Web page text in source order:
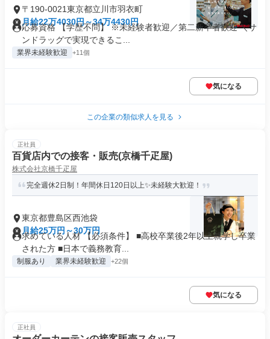
〒190-0021東京都立川市羽衣町
月給22万4030円～34万4430円
応募資格 【学歴不問】 ※未経験者歓迎／第二新卒者歓迎 ＼サ
ンドラッグで実現できるこ...
業界未経験歓迎 +11個
気になる
この企業の類似求人を見る
正社員
百貨店内での接客・販売(京橋千疋屋)
株式会社京橋千疋屋
完全週休2日制！年間休日120日以上✨未経験大歓迎！
東京都豊島区西池袋
月給25万円～30万円
求めている人材 【必須条件】 ■高校卒業後2年以上就学し卒業
された方 ■日本で義務教育...
制服あり 業界未経験歓迎 +22個
気になる
正社員